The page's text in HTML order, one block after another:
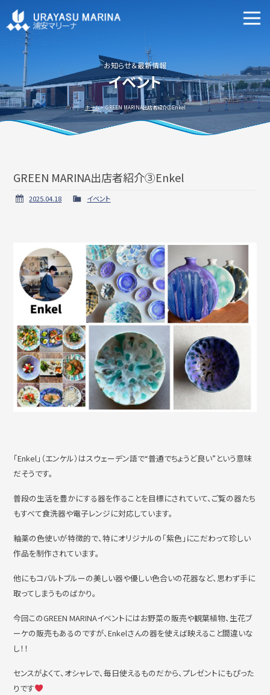
マリーナ施設案内
申込資格・艇の種類等
新艇・中古艇情報
ビジターバースご利用について よくあるご質問
アクセス方法 会社概要
撮影・ロケハン リンク
お問い合わせ 個人情報保護方針
お知らせ＆最新情報
イベント
ホーム GREEN MARINA出店者紹介③Enkel
GREEN MARINA出店者紹介③Enkel
2025.04.18 イベント
「Enkel」（エンケル）はスウェーデン語で“普通でちょうど良い”という意味
だそうです。
普段の生活を豊かにする器を作ることを目標にされていて、ご覧の器たち
もすべて食洗器や電子レンジに対応しています。
釉薬の色使いが特徴的で、特にオリジナルの「紫色」にこだわって珍しい
作品を制作されています。
他にもコバルトブルーの美しい器や優しい色合いの花器など、思わず手に
取ってしまうものばかり。
今回このGREEN MARINAイベントにはお野菜の販売や観葉植物、生花ブ
ーケの販売もあるのですが、Enkelさんの器を使えば映えること間違いな
し！！
センスがよくて、オシャレで、毎日使えるものだから、プレゼントにもぴった
りです